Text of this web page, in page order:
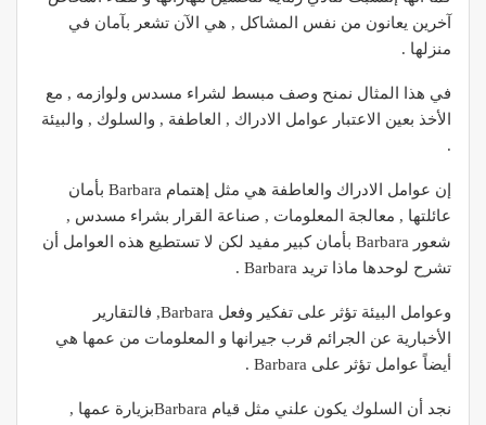
آخرين يعانون من نفس المشاكل , هي الآن تشعر بآمان في
منزلها .
في هذا المثال نمنح وصف مبسط لشراء مسدس ولوازمه , مع
الأخذ بعين الاعتبار عوامل الادراك , العاطفة , والسلوك , والبيئة
.
إن عوامل الادراك والعاطفة هي مثل إهتمام Barbara بأمان
عائلتها , معالجة المعلومات , صناعة القرار بشراء مسدس ,
شعور Barbara بأمان كبير مفيد لكن لا تستطيع هذه العوامل أن
تشرح لوحدها ماذا تريد Barbara .
وعوامل البيئة تؤثر على تفكير وفعل Barbara, فالتقارير
الأخبارية عن الجرائم قرب جيرانها و المعلومات من عمها هي
أيضاً عوامل تؤثر على Barbara .
نجد أن السلوك يكون علني مثل قيام Barbaraبزيارة عمها ,